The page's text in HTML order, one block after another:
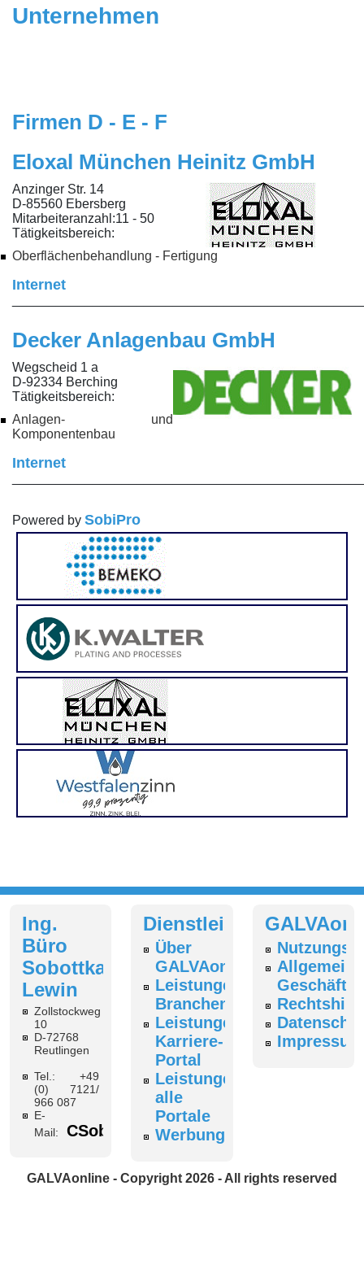
Unternehmen
Firmen D - E - F
Eloxal München Heinitz GmbH
Anzinger Str. 14
D-85560 Ebersberg
Mitarbeiteranzahl:11 - 50
Tätigkeitsbereich:
Oberflächenbehandlung - Fertigung
Internet
Decker Anlagenbau GmbH
Wegscheid 1 a
D-92334 Berching
Tätigkeitsbereich:
Anlagen- und
Komponentenbau
Internet
Powered by SobiPro
Ing.
Büro
Sobottka-
Lewin
Zollstockweg
10
D-72768
Reutlingen
Tel.: +49
(0) 7121/
966 087
E-
Mail:
CSobottka@galvaonline.de
Dienstleistungen
Über
GALVAonline
Leistungen
Branchenverzeichnis
Leistungen
Karriere-
Portal
Leistungen
alle
Portale
Werbung
Allgemeine
Impressum
GALVAonline - Copyright 2026 - All rights reserved